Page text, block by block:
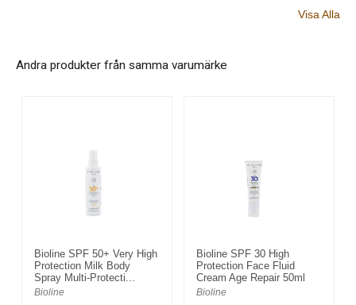
Visa Alla
Andra produkter från samma varumärke
Bioline SPF 50+ Very High
Protection Milk Body
Spray Multi-Protecti...
Bioline
Bioline SPF 30 High
Protection Face Fluid
Cream Age Repair 50ml
Bioline